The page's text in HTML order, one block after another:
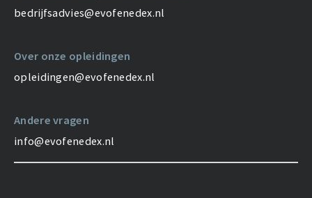
bedrijfsadvies@evofenedex.nl
Over onze opleidingen
opleidingen@evofenedex.nl
Andere vragen
info@evofenedex.nl